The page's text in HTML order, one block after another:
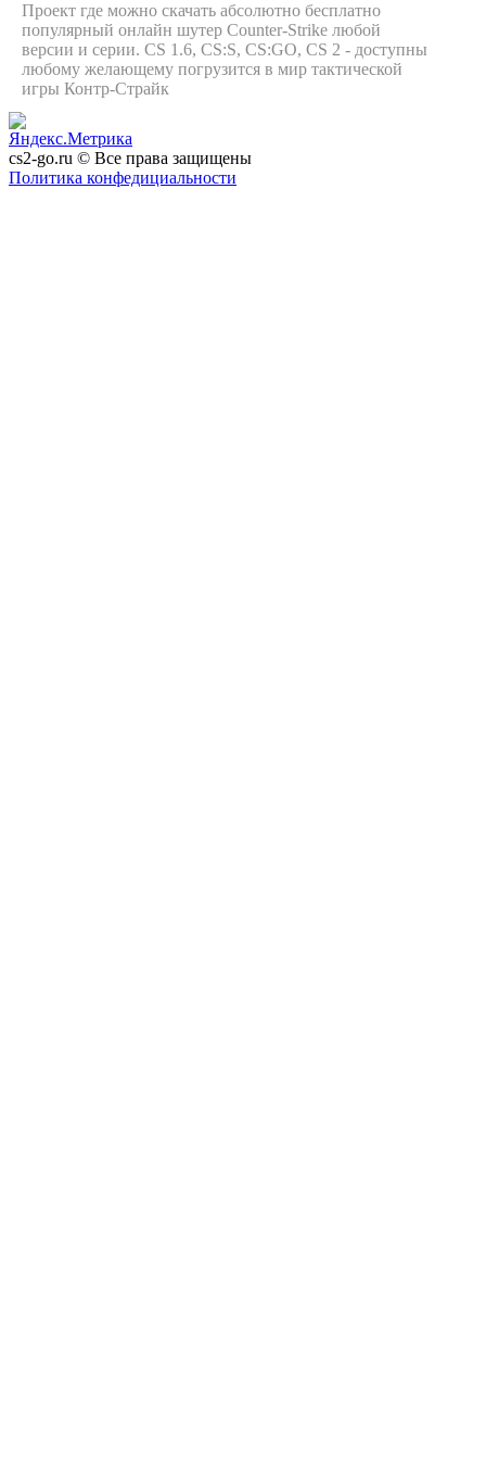
Проект где можно скачать абсолютно бесплатно
популярный онлайн шутер Counter-Strike любой
версии и серии. CS 1.6, CS:S, CS:GO, CS 2 - доступны
любому желающему погрузится в мир тактической
игры Контр-Страйк
cs2-go.ru © Все права защищены
Политика конфедициальности